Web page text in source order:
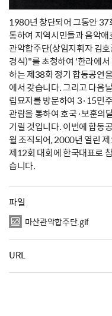
1980년 창단되어 그동안 37
통하여 지역시민들과 음악
관악합주단(상임지휘자 김
경식)"를 초청하여 '한라에
하는 제38회 정기 합동공연
에서 갖습니다. 그리고 다음
립묘지를 방문하여 3·15민
관람을 통하여 호국·보훈의
기릴 것입니다. 이번에 합
월 조직되어, 2000년 열린
제12회 대회에 한국대표로
습니다.
파일
마산관악합주단.gif
URL